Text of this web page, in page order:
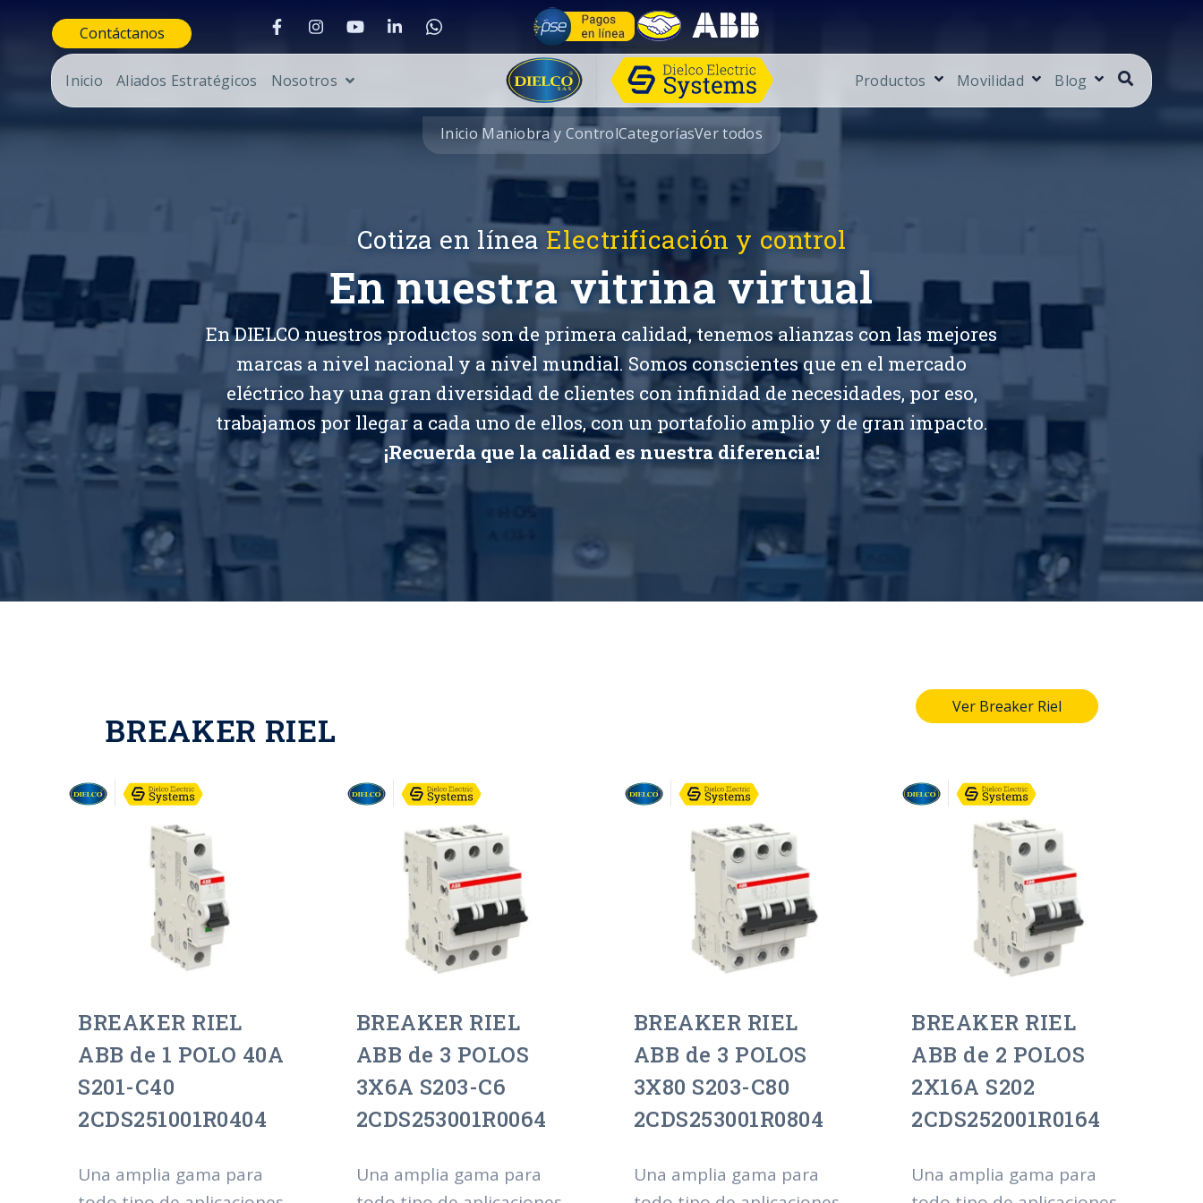
Contáctanos
Inicio Aliados Estratégicos Nosotros Productos Movilidad Blog
Inicio Maniobra y ControlCategoríasVer todos
Cotiza en línea Electrificación y control
En nuestra vitrina virtual
En DIELCO nuestros productos son de primera calidad, tenemos alianzas con las mejores
marcas a nivel nacional y a nivel mundial. Somos conscientes que en el mercado
eléctrico hay una gran diversidad de clientes con infinidad de necesidades, por eso,
trabajamos por llegar a cada uno de ellos, con un portafolio amplio y de gran impacto.
¡Recuerda que la calidad es nuestra diferencia!
BREAKER RIEL
Ver Breaker Riel
BREAKER RIEL
ABB de 1 POLO 40A
S201-C40
2CDS251001R0404
Una amplia gama para
BREAKER RIEL
ABB de 3 POLOS
3X6A S203-C6
2CDS253001R0064
Una amplia gama para
BREAKER RIEL
ABB de 3 POLOS
3X80 S203-C80
2CDS253001R0804
Una amplia gama para
BREAKER RIEL
ABB de 2 POLOS
2X16A S202
2CDS252001R0164
Una amplia gama para